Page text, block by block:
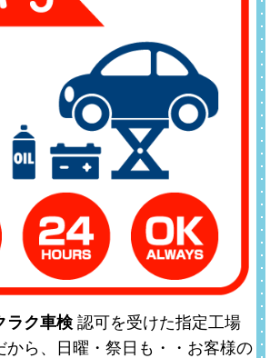
ラク車検 認可を受けた指定工場
から、日曜・祭日も・・お客様の